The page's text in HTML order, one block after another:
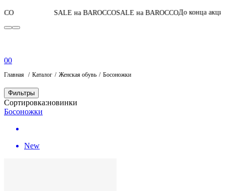
SALE на BAROCCOSALE на BAROCCOДо конца акции05:10:08:11
00
Главная Каталог Женская обувь Босоножки
Фильтры
Сортировка:новинки
Босоножки
New